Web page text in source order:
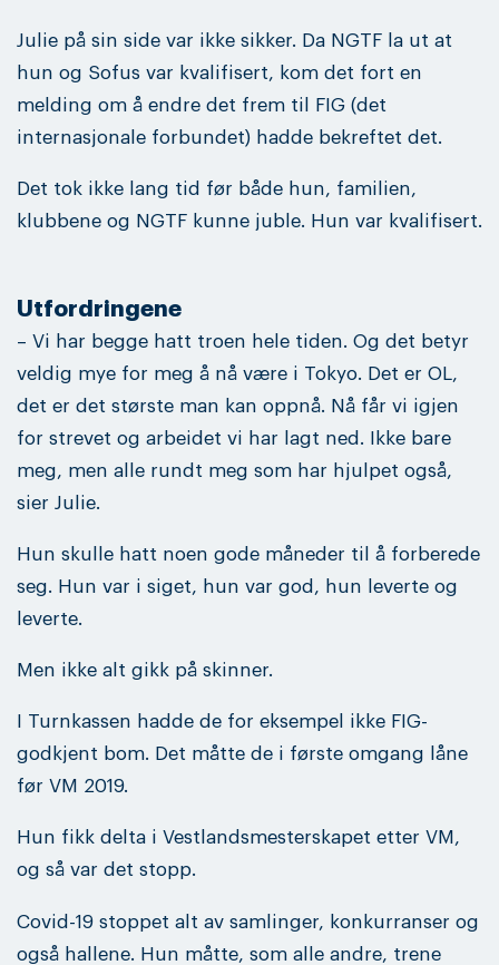
Julie på sin side var ikke sikker. Da NGTF la ut at
hun og Sofus var kvalifisert, kom det fort en
melding om å endre det frem til FIG (det
internasjonale forbundet) hadde bekreftet det.
Det tok ikke lang tid før både hun, familien,
klubbene og NGTF kunne juble. Hun var kvalifisert.
Utfordringene
– Vi har begge hatt troen hele tiden. Og det betyr
veldig mye for meg å nå være i Tokyo. Det er OL,
det er det største man kan oppnå. Nå får vi igjen
for strevet og arbeidet vi har lagt ned. Ikke bare
meg, men alle rundt meg som har hjulpet også,
sier Julie.
Hun skulle hatt noen gode måneder til å forberede
seg. Hun var i siget, hun var god, hun leverte og
leverte.
Men ikke alt gikk på skinner.
I Turnkassen hadde de for eksempel ikke FIG-
godkjent bom. Det måtte de i første omgang låne
før VM 2019.
Hun fikk delta i Vestlandsmesterskapet etter VM,
og så var det stopp.
Covid-19 stoppet alt av samlinger, konkurranser og
også hallene. Hun måtte, som alle andre, trene